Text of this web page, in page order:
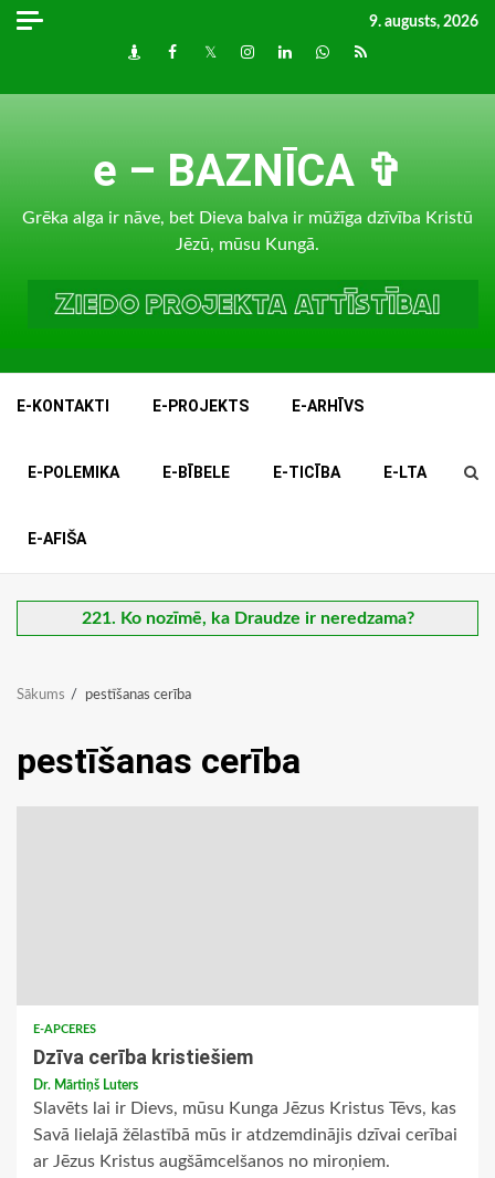
Skip
9. augusts, 2026
DraugiemFacebook
TwitterInstagram
LinkedInwhatsapp
RSS
e – BAZNĪCA ✞
Grēka alga ir nāve, bet Dieva balva ir mūžīga dzīvība Kristū
Jēzū, mūsu Kungā.
E-KONTAKTI E-PROJEKTS E-ARHĪVS
E-POLEMIKA E-BĪBELE E-TICĪBA E-LTA
E-AFIŠA
221. Ko nozīmē, ka Draudze ir neredzama?
Sākums pestīšanas cerība
pestīšanas cerība
E-APCERES
Dzīva cerība kristiešiem
Dr. Mārtiņš Luters
Slavēts lai ir Dievs, mūsu Kunga Jēzus Kristus Tēvs, kas
Savā lielajā žēlastībā mūs ir atdzemdinājis dzīvai cerībai
ar Jēzus Kristus augšāmcelšanos no miroņiem.